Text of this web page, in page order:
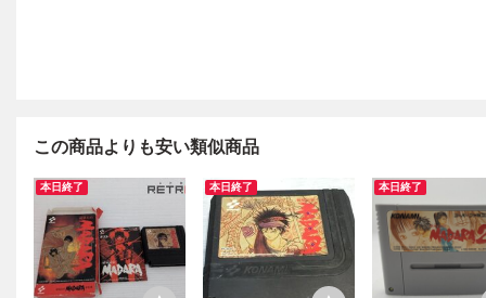
この商品よりも安い類似商品
本日終了 本日終了 本日終了